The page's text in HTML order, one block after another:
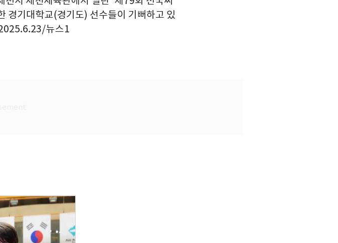
경기대학교(경기도) 선수들이 기뻐하고 있
뉴스1